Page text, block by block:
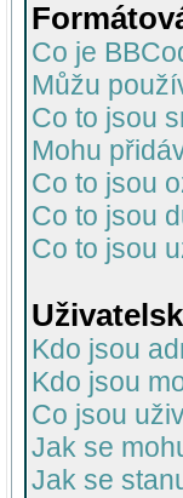
Co je
Můžu
Co to jsou
Mohu
Co to jsou
Co to jsou
Co to jsou
Kdo jsou
Kdo jsou
Co jsou
Jak se
Jak se